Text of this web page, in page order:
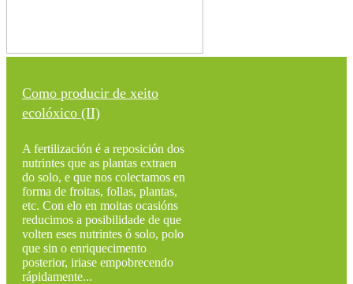
Como producir de xeito
ecolóxico (II)
A fertilización é a reposición dos
nutrintes que as plantas extraen
do solo, e que nos colectamos en
forma de froitas, follas, plantas,
etc. Con elo en moitas ocasións
reducimos a posibilidade de que
volten eses nutrintes ó solo, polo
que sin o enriquecimento
posterior, iriase empobrecendo
rápidamente...